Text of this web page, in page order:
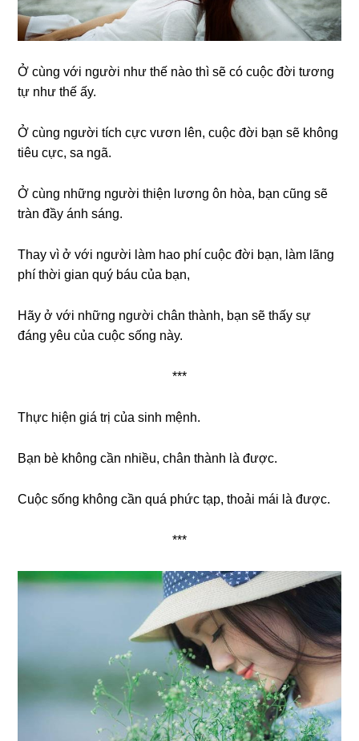
Ở cùng với người như thế nào thì sẽ có cuộc đời tương
tự như thế ấy.
Ở cùng người tích cực vươn lên, cuộc đời bạn sẽ không
tiêu cực, sa ngã.
Ở cùng những người thiện lương ôn hòa, bạn cũng sẽ
tràn đầy ánh sáng.
Thay vì ở với người làm hao phí cuộc đời bạn, làm lãng
phí thời gian quý báu của bạn,
Hãy ở với những người chân thành, bạn sẽ thấy sự
đáng yêu của cuộc sống này.
***
Thực hiện giá trị của sinh mệnh.
Bạn bè không cần nhiều, chân thành là được.
Cuộc sống không cần quá phức tạp, thoải mái là được.
***